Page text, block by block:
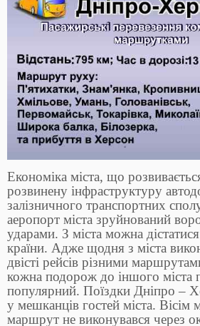
Економіка міста, що
розвинену інфраструктуру
залізничного транспортних
аеропорт міста зруйнований
ударами. З міста можна
країни. Адже щодня з міста
двісті рейсів різними
кожна подорож до іншого міста
популярний. Поїздки Дніпро –
у мешканців гостей міста. Вісім
маршрут не виконувався через